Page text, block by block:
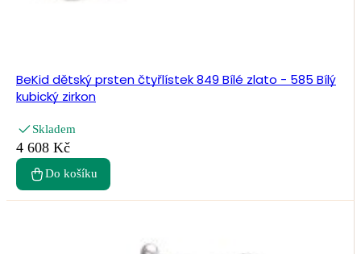
BeKid dětský prsten čtyřlístek 849 Bílé zlato - 585 Bílý
kubický zirkon
Skladem
4 608 Kč
Do košíku